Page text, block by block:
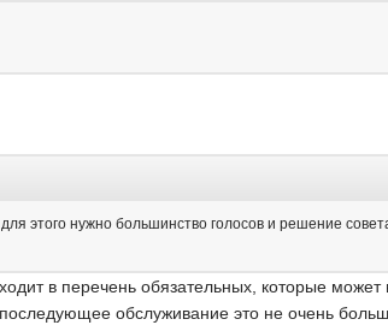
этого нужно большинство голосов и решение
в перечень обязательных, которые может
обслуживание это не очень